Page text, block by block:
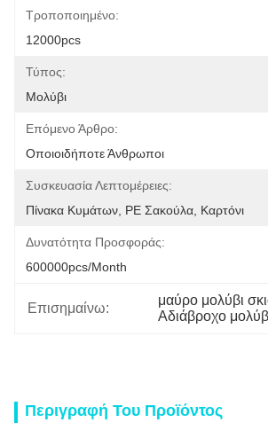
Τροποποιημένο:
12000pcs
Τύπος:
Μολύβι
Επόμενο Άρθρο:
Οποιοιδήποτε Άνθρωποι
Συσκευασία Λεπτομέρειες:
Πίνακα Κυμάτων, PE Σακούλα, Καρτόνι
Δυνατότητα Προσφοράς:
600000pcs/month
Επισημαίνω:
μαύρο μολύβι
Αδιάβροχο
Περιγραφή Του Προϊόντος